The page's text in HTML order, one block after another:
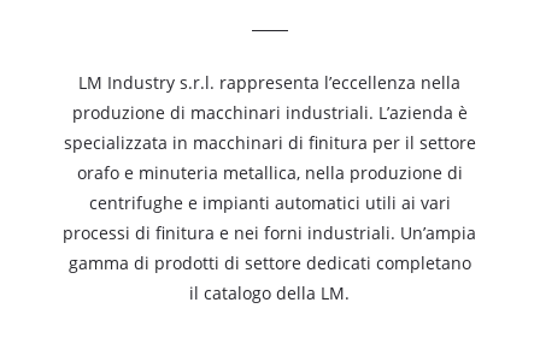
LM Industry s.r.l. rappresenta l’eccellenza nella
produzione di macchinari industriali. L’azienda è
specializzata in macchinari di finitura per il settore
orafo e minuteria metallica, nella produzione di
centrifughe e impianti automatici utili ai vari
processi di finitura e nei forni industriali. Un’ampia
gamma di prodotti di settore dedicati completano
il catalogo della LM.